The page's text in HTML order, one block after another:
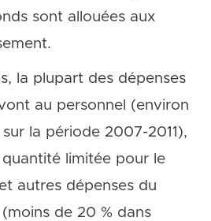
sont allouées aux
la plupart des dépenses
au personnel (environ
la période 2007-2011),
quantité limitée pour le
autres dépenses du
de 20 % dans